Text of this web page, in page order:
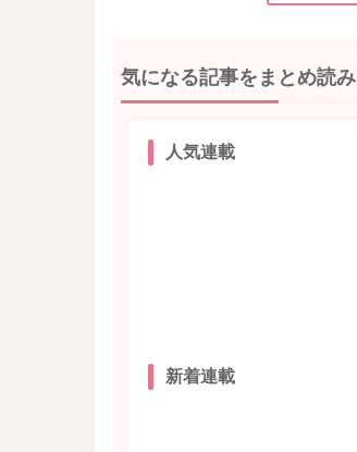
気になる記事をまとめ読み
人気連載
新着連載